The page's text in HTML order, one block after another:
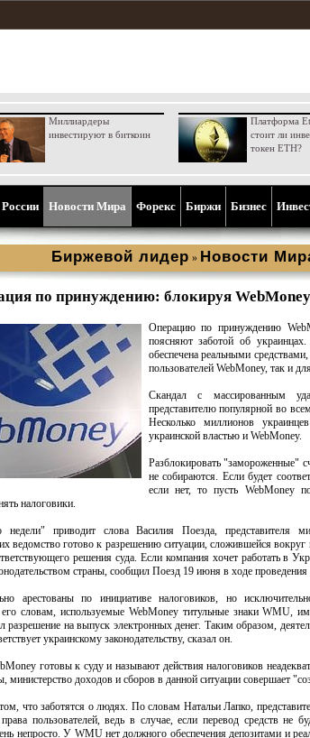
Миллиардеры
инвестируют в биткоин
Платформа
стоит ли
токен ETH?
Новости Мира Форекс Биржи Бизнес
Биржевой лидер » Новости
по принуждению: блокируя
Операцию по принуждению
поясняют заботой об
обеспечена реальными
пользователей WebMoney, так и
Скандал с массированным
представителю популярной во
Несколько миллионов
украинской властью и WebMoney.
Разблокировать "замороженные"
не собираются. Если будет
если нет, то пусть WebMoney
налоговики.
недели" приводит слова Василия Поезда, представителя
ведомство готово к разрешению ситуации, сложившейся
решения суда. Если компания хочет работать в
страны, сообщил Поезд 19 июня в ходе проведения
арестованы по инициативе налоговиков, но
словам, используемые WebMoney титульные знаки WMU,
разрешение на выпуск электронных денег. Таким образом,
украинскому законодательству, сказал он.
готовы к суду и называют действия налоговиков
министерство доходов и сборов в данной ситуации совершает
что заботятся о людях. По словам Натальи Лапко,
пользователей, ведь в случае, если перевод средств не
непросто. У WMU нет должного обеспечения депозитами и